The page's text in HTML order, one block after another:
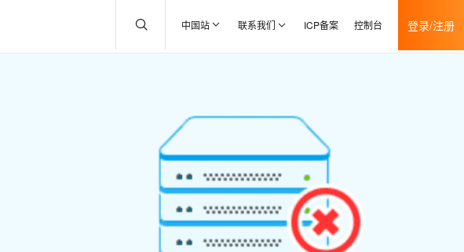
中国站 联系我们 ICP备案 控制台 登录/注册